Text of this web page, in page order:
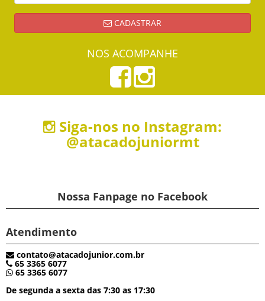
CADASTRAR
NOS ACOMPANHE
Siga-nos no Instagram:
@atacadojuniormt
Nossa Fanpage no Facebook
Atendimento
contato@atacadojunior.com.br
65 3365 6077
65 3365 6077
De segunda a sexta das 7:30 as 17:30